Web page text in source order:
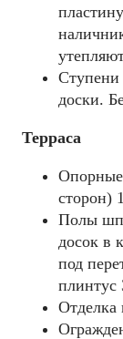
Ступени
доски.
Терраса
Опорные
сторон)
Полы
досок в
под
плинтус
Отделка